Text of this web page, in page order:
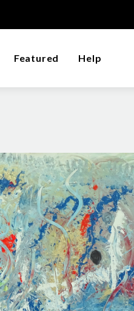
Featured Help